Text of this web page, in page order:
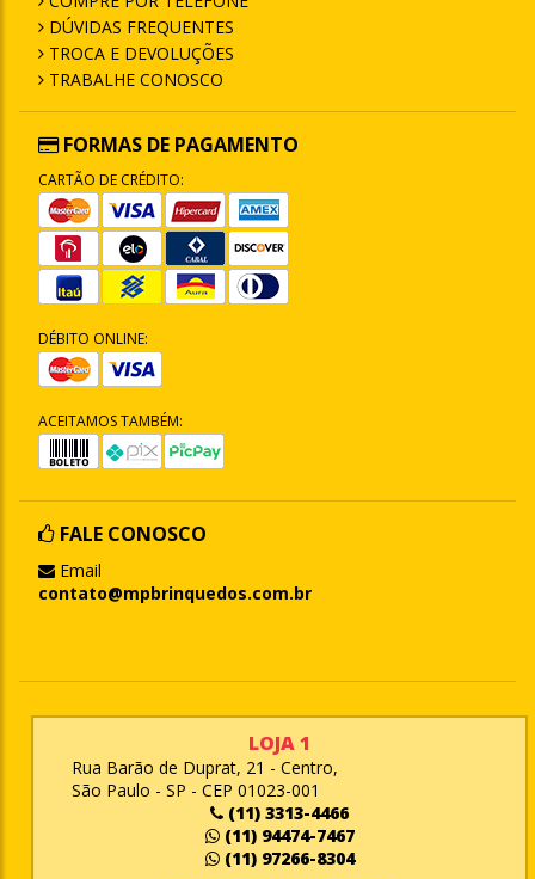
DÚVIDAS FREQUENTES
TROCA E DEVOLUÇÕES
TRABALHE CONOSCO
FORMAS DE PAGAMENTO
CARTÃO DE CRÉDITO:
DÉBITO ONLINE:
ACEITAMOS TAMBÉM:
FALE CONOSCO
Email
contato@mpbrinquedos.com.br
LOJA 1
Rua Barão de Duprat, 21 - Centro,
São Paulo - SP - CEP 01023-001
(11) 3313-4466
(11) 94474-7467
(11) 97266-8304